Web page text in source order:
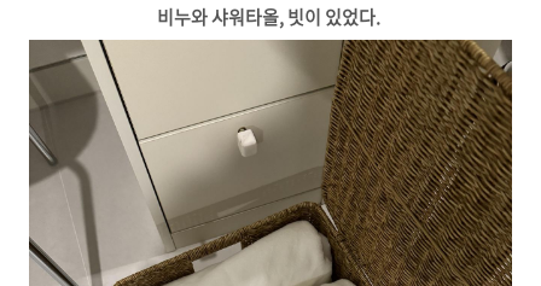
비누와 샤워타올, 빗이 있었다.